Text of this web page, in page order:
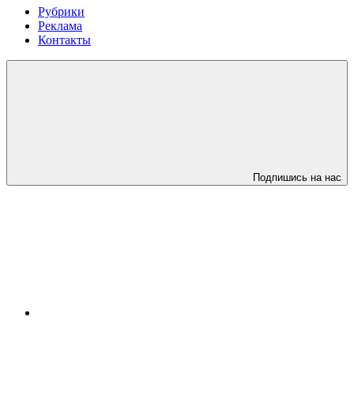
Рубрики
Реклама
Контакты
Подпишись на нас